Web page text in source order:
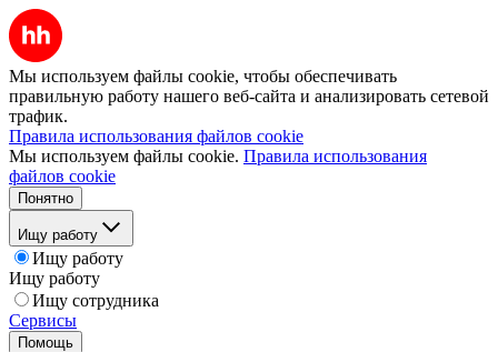
Мы используем файлы cookie, чтобы обеспечивать
правильную работу нашего веб-сайта и анализировать сетевой
трафик.
Правила использования файлов cookie
Мы используем файлы cookie. Правила использования
файлов cookie
Понятно
Ищу работу
Ищу работу
Ищу работу
Ищу сотрудника
Сервисы
Помощь